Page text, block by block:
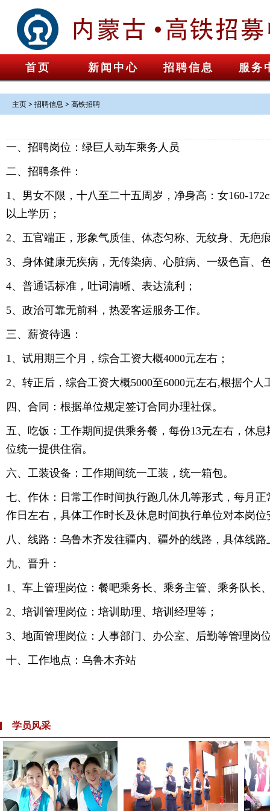
首页 新闻中心 招聘信息 服务
主页>招聘信息 >高铁招聘
一、招聘岗位：绿巨人动车乘务人员
二、招聘条件：
1、男女不限，十八至二十五周岁，净身高：女160-
以上学历；
2、五官端正，形象气质佳、体态匀称、无纹身、无疤
3、身体健康无疾病，无传染病、心脏病、一级色盲、
4、普通话标准，吐词清晰、表达流利；
5、政治可靠无前科，热爱客运服务工作。
三、薪资待遇：
1、试用期三个月，综合工资大概4000元左右；
2、转正后，综合工资大概5000至6000元左右,根据个
四、合同：根据单位规定签订合同办理社保。
五、吃饭：工作期间提供乘务餐，每份13元左右，休
位统一提供住宿。
六、工装设备：工作期间统一工装，统一箱包。
七、作休：日常工作时间执行跑几休几等形式，每月正
作日左右，具体工作时长及休息时间执行单位对本岗
八、线路：乌鲁木齐发往疆内、疆外的线路，具体线
九、晋升：
1、车上管理岗位：餐吧乘务长、乘务主管、乘务队长
2、培训管理岗位：培训助理、培训经理等；
3、地面管理岗位：人事部门、办公室、后勤等管理岗
十、工作地点：乌鲁木齐站
学员风采